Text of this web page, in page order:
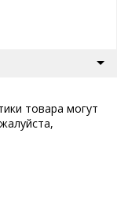
товара могут